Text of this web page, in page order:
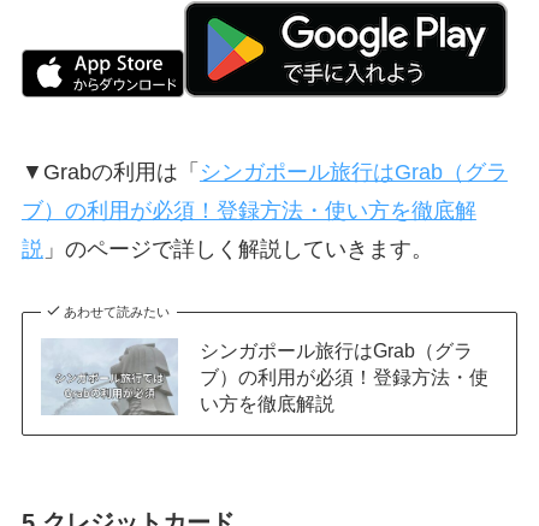
▼Grabの利用は「 シンガポール旅行はGrab（グラ
ブ）の利用が必須！登録方法・使い方を徹底解
説」のページで詳しく解説していきます。
あわせて読みたい
シンガポール旅行はGrab（グラ
ブ）の利用が必須！登録方法・使
い方を徹底解説